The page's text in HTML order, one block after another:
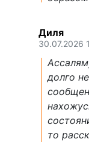
Диля
30.07.2026
долго
то